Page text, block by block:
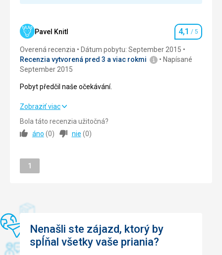
Byli jsme spokojeni.
Málo jsme využívali.
Táto recenzia bola preložená automaticky pomocou
Pavel Knitl Hodnotenie
4,1 / 5
Overená recenzia
Dátum pobytu: September 2015
Recenzia vytvorená pred 3 a viac rokmi
Napísané
September 2015
Pobyt předčil naše očekávání.
Pobyt předčil naše očekávání.
Strava
Okolie
Cena
Pláž
3 hvězdičky.
Zobraziť viac
Bola táto recenzia užitočná?
áno (0) nie (0)
Stránka
1
Nenašli ste zájazd, ktorý by
spĺňal všetky vaše priania?